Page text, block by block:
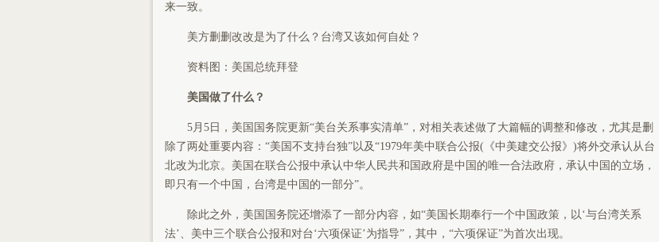
来一致。
美方删删改改是为了什么？台湾又该如何自处？
资料图：美国总统拜登
美国做了什么？
5月5日，美国国务院更新“美台关系事实清单”，对相关表述做了大篇幅的调整和修改，尤其是删
除了两处重要内容：“美国不支持台独”以及“1979年美中联合公报(《中美建交公报》)将外交承认从台
北改为北京。美国在联合公报中承认中华人民共和国政府是中国的唯一合法政府，承认中国的立场，
即只有一个中国，台湾是中国的一部分”。
除此之外，美国国务院还增添了一部分内容，如“美国长期奉行一个中国政策，以‘与台湾关系
法’、美中三个联合公报和对台‘六项保证’为指导”，其中，“六项保证”为首次出现。